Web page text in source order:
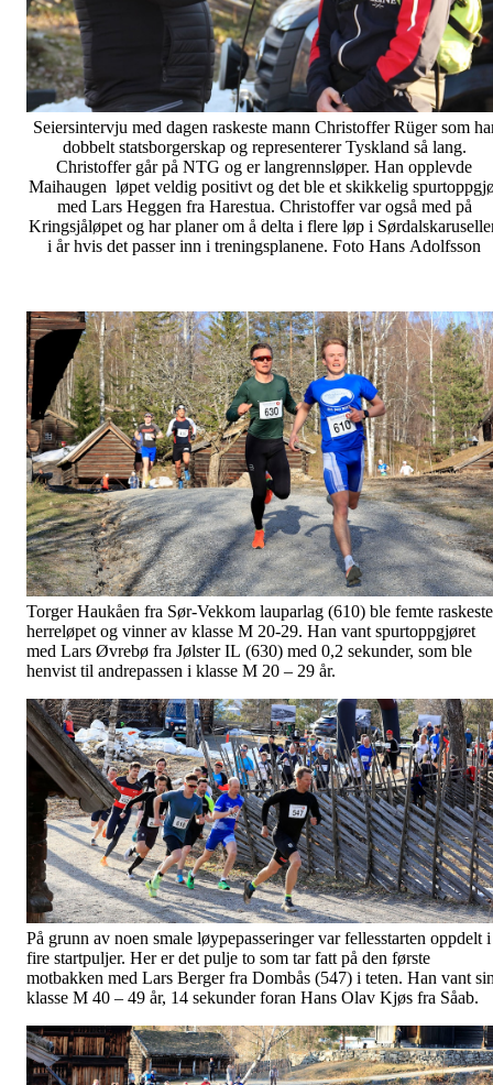
Seiersintervju med dagen raskeste mann Christoffer Rüger som
dobbelt statsborgerskap og representerer Tyskland så lang.
Christoffer går på NTG og er langrennsløper. Han opplevde
Maihaugen løpet veldig positivt og det ble et skikkelig
med Lars Heggen fra Harestua. Christoffer var også med på
Kringsjåløpet og har planer om å delta i flere løp i
i år hvis det passer inn i treningsplanene. Foto Hans Adolfsson
Torger Haukåen fra Sør-Vekkom lauparlag (610) ble femte raskeste
herreløpet og vinner av klasse M 20-29. Han vant spurtoppgjøret
med Lars Øvrebø fra Jølster IL (630) med 0,2 sekunder, som ble
henvist til andrepassen i klasse M 20 – 29 år.
På grunn av noen smale løypepasseringer var fellesstarten oppdelt i
fire startpuljer. Her er det pulje to som tar fatt på den første
motbakken med Lars Berger fra Dombås (547) i teten. Han vant sin
klasse M 40 – 49 år, 14 sekunder foran Hans Olav Kjøs fra Såab.